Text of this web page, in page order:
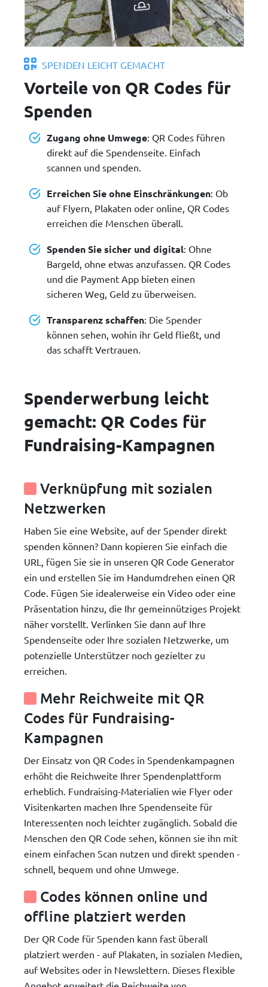
SPENDEN LEICHT GEMACHT
Vorteile von QR Codes für
Spenden
Zugang ohne Umwege: QR Codes führen
direkt auf die Spendenseite. Einfach
scannen und spenden.
Erreichen Sie ohne Einschränkungen: Ob
auf Flyern, Plakaten oder online, QR Codes
erreichen die Menschen überall.
Spenden Sie sicher und digital: Ohne
Bargeld, ohne etwas anzufassen. QR Codes
und die Payment App bieten einen
sicheren Weg, Geld zu überweisen.
Transparenz schaffen: Die Spender
können sehen, wohin ihr Geld fließt, und
das schafft Vertrauen.
Spenderwerbung leicht
gemacht: QR Codes für
Fundraising-Kampagnen
Verknüpfung mit sozialen
Netzwerken
Haben Sie eine Website, auf der Spender direkt
spenden können? Dann kopieren Sie einfach die
URL, fügen Sie sie in unseren QR Code Generator
ein und erstellen Sie im Handumdrehen einen QR
Code. Fügen Sie idealerweise ein Video oder eine
Präsentation hinzu, die Ihr gemeinnütziges Projekt
näher vorstellt. Verlinken Sie dann auf Ihre
Spendenseite oder Ihre sozialen Netzwerke, um
potenzielle Unterstützer noch gezielter zu
erreichen.
Mehr Reichweite mit QR
Codes für Fundraising-
Kampagnen
Der Einsatz von QR Codes in Spendenkampagnen
erhöht die Reichweite Ihrer Spendenplattform
erheblich. Fundraising-Materialien wie Flyer oder
Visitenkarten machen Ihre Spendenseite für
Interessenten noch leichter zugänglich. Sobald die
Menschen den QR Code sehen, können sie ihn mit
einem einfachen Scan nutzen und direkt spenden -
schnell, bequem und ohne Umwege.
Codes können online und
offline platziert werden
Der QR Code für Spenden kann fast überall
platziert werden - auf Plakaten, in sozialen Medien,
auf Websites oder in Newslettern. Dieses flexible